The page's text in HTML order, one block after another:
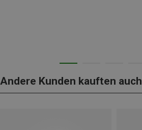
Andere Kunden kauften auch